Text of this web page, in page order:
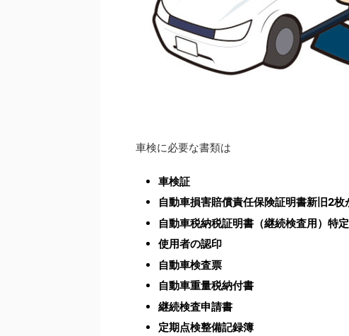
車検に必要な書類は
車検証
自動車損害賠償責任保険証明書新旧2枚
自動車税納税証明書（継続検査用）特
使用者の認印
自動車検査票
自動車重量税納付書
継続検査申請書
定期点検整備記録簿